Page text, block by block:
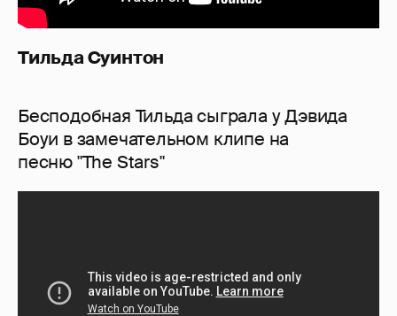
Тильда Суинтон
Бесподобная Тильда сыграла у Дэвида
Боуи в замечательном клипе на
песню "The Stars"